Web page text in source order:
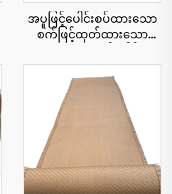
အပူဖြင့်ပေါင်းစပ်ထားသော
စက်ဖြင့်ထုတ်ထားသော
ပြား ၅၀ စင်တီမီတာ x ၃
မီတာ၊ မီးခံနိုင်ရည်ပိုမို
ကောင်းမွန်ခြင်း